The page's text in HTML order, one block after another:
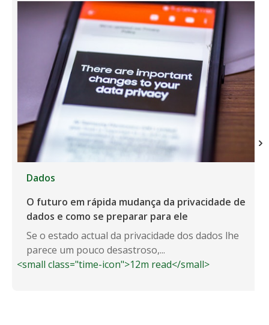
Dados
O futuro em rápida mudança da privacidade de
dados e como se preparar para ele
Se o estado actual da privacidade dos dados lhe
parece um pouco desastroso,...
<small class="time-icon">12m read</small>